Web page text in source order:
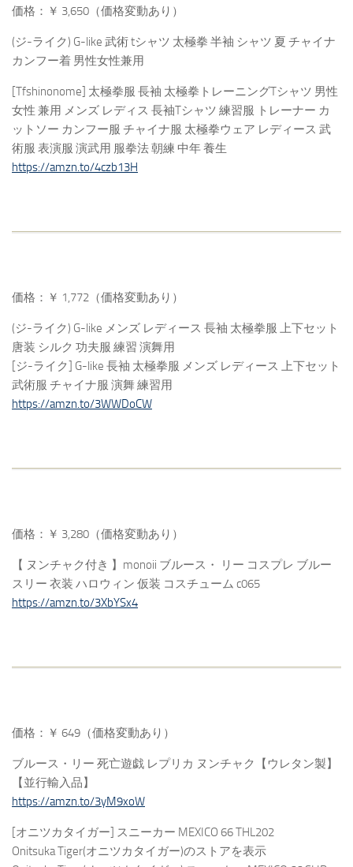
価格：￥ 3,650（価格変動あり）
(ジ-ライク) G-like 武術 tシャツ 太極拳 半袖 シャツ 夏 チャイナ
カンフー着 男性女性兼用
[Tfshinonome] 太極拳服 長袖 太極拳トレーニングTシャツ 男性
女性 兼用 メンズ レディス 長袖Tシャツ 練習服 トレーナー カ
ットソー カンフー服 チャイナ服 太極拳ウェア レディース 武
術服 表演服 演武用 服拳法 朝練 中年 養生
https://amzn.to/4czb13H
価格：￥ 1,772（価格変動あり）
(ジ-ライク) G-like メンズ レディース 長袖 太極拳服 上下セット
唐装 シルク 功夫服 練習 演舞用
[ジ-ライク] G-like 長袖 太極拳服 メンズ レディース 上下セット
武術服 チャイナ服 演舞 練習用
https://amzn.to/3WWDoCW
価格：￥ 3,280（価格変動あり）
【 ヌンチャク付き 】monoii ブルース・ リー コスプレ ブルー
スリー 衣装 ハロウィン 仮装 コスチューム c065
https://amzn.to/3XbYSx4
価格：￥ 649（価格変動あり）
ブルース・リー 死亡遊戯 レプリカ ヌンチャク【ウレタン製】
【並行輸入品】
https://amzn.to/3yM9xoW
[オニツカタイガー] スニーカー MEXICO 66 THL202
Onitsuka Tiger(オニツカタイガー)のストアを表示